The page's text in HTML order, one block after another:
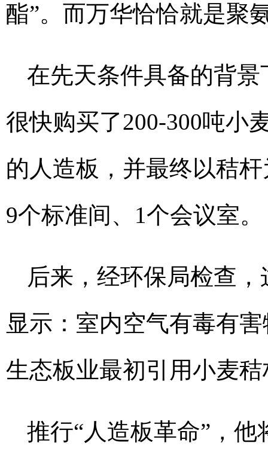
酯”。而万华恰恰就是聚
在先天条件具备的背
很快购买了200-300吨小
的人造板，并最终以秸
9个标准间、1个会议室。
后来，经环保局检查
显示：室内空气有毒有
生态板业最初引用小麦
推行“人造板革命”，